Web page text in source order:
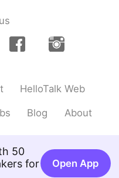
、良く寝れますよう
2020.10.05 07:21
HelloTalk Web
Blog About
50
for
Open App